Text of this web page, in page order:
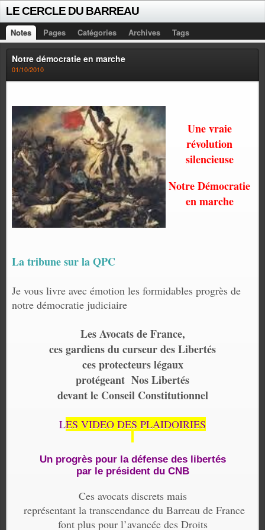
LE CERCLE DU BARREAU
Notes Pages Catégories Archives Tags
Notre démocratie en marche
01/10/2010
Une vraie
révolution
silencieuse
Notre Démocratie
en marche
La tribune sur la QPC
Je vous livre avec émotion les formidables progrès de
notre démocratie judiciaire
Les Avocats de France,
ces gardiens du curseur des Libertés
ces protecteurs légaux
protégeant Nos Libertés
devant le Conseil Constitutionnel
LES VIDEO DES PLAIDOIRIES
Un progrès pour la défense des libertés
par le président du CNB
Ces avocats discrets mais
représentant la transcendance du Barreau de France
font plus pour l’avancée des Droits